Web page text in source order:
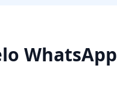
WhatsApp